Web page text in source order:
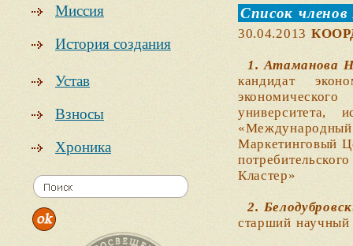
Миссия
История создания
Устав
Взносы
Хроника
Список
30.04.2013
1. Атаманова
кандидат
экономического
университета,
«Международный
Маркетинговый
Кластер»
2.
старший